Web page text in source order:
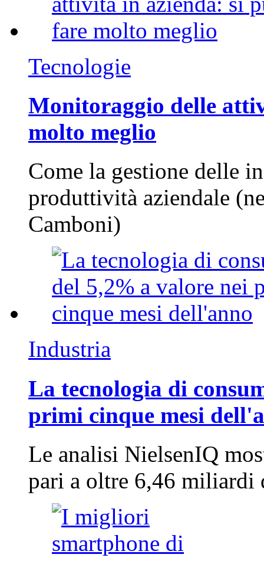
Tecnologie
Monitoraggio delle
molto meglio
Come la gestione delle
produttività aziendale
Camboni)
Industria
La tecnologia di
primi cinque mesi
Le analisi NielsenIQ
pari a oltre 6,46